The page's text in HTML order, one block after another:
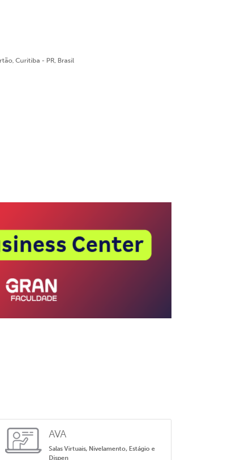
Curitiba - PR, Brasil
AVA
Salas Virtuais, Nivelamento, Estágio e
Dispen